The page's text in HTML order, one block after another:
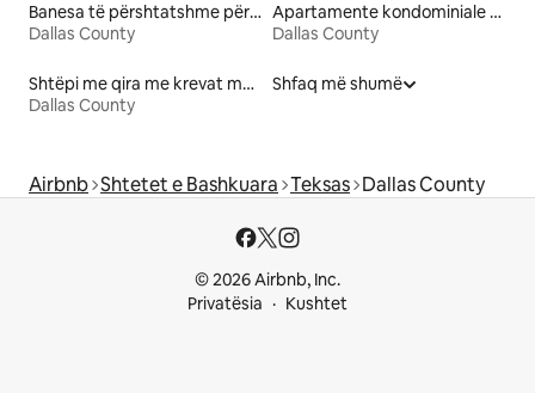
Banesa të përshtatshme për kafshë me qira
Dallas County
Apartamente kondominiale me qira
Dallas County
Shtëpi me qira me krevat me lartësi të përshtatshme
Dallas County
Shfaq më shumë
Airbnb Shtetet e Bashkuara Teksas Dallas County
© 2026 Airbnb, Inc.
Privatësia
Kushtet